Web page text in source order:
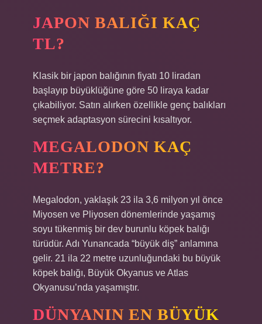
JAPON BALIĞI KAÇ
TL?
Klasik bir japon balığının fiyatı 10 liradan
başlayıp büyüklüğüne göre 50 liraya kadar
çıkabiliyor. Satın alırken özellikle genç balıkları
seçmek adaptasyon sürecini kısaltıyor.
MEGALODON KAÇ
METRE?
Megalodon, yaklaşık 23 ila 3,6 milyon yıl önce
Miyosen ve Pliyosen dönemlerinde yaşamış
soyu tükenmiş bir dev burunlu köpek balığı
türüdür. Adı Yunancada “büyük diş” anlamına
gelir. 21 ila 22 metre uzunluğundaki bu büyük
köpek balığı, Büyük Okyanus ve Atlas
Okyanusu’nda yaşamıştır.
DÜNYANIN EN BÜYÜK